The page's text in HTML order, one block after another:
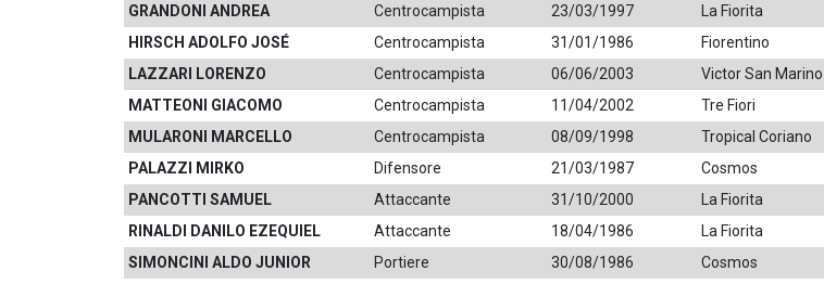
GRANDONI ANDREA
Centrocampista 23/03/1997 La Fiorita
HIRSCH ADOLFO JOSÉ
Centrocampista 31/01/1986 Fiorentino
LAZZARI LORENZO
Centrocampista 06/06/2003 Victor San Marino
MATTEONI GIACOMO
Centrocampista 11/04/2002 Tre Fiori
MULARONI MARCELLO
Centrocampista 08/09/1998 Tropical Coriano
PALAZZI MIRKO
Difensore 21/03/1987 Cosmos
PANCOTTI SAMUEL
Attaccante 31/10/2000 La Fiorita
RINALDI DANILO EZEQUIEL
Attaccante 18/04/1986 La Fiorita
SIMONCINI ALDO JUNIOR
Portiere 30/08/1986 Cosmos